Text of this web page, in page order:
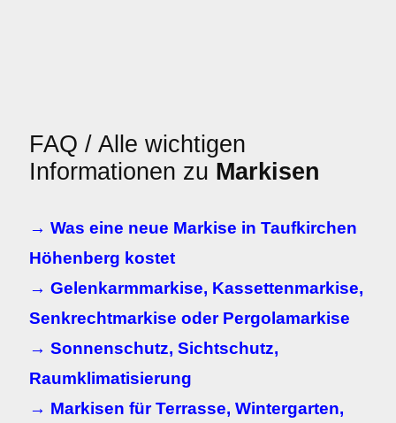
FAQ / Alle wichtigen
Informationen zu Markisen
→ Was eine neue Markise in Taufkirchen
Höhenberg kostet
→ Gelenkarmmarkise, Kassettenmarkise,
Senkrechtmarkise oder Pergolamarkise
→ Sonnenschutz, Sichtschutz,
Raumklimatisierung
→ Markisen für Terrasse, Wintergarten,